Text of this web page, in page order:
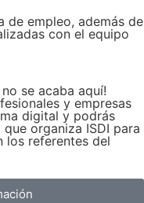
de empleo, además de
con el equipo
se acaba aquí!
y empresas
digital y podrás
organiza ISDI para
los referentes del